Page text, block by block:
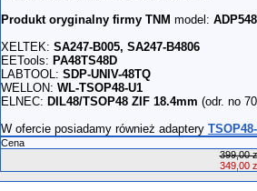
Produkt oryginalny firmy TNM model:
XELTEK: SA247-B005, SA247-B4806
EETools: PA48TS48D
LABTOOL: SDP-UNIV-48TQ
WELLON: WL-TSOP48-U1
ELNEC: DIL48/TSOP48 ZIF 18.4mm (odr. no
W ofercie posiadamy również adaptery
Cena
399,00
349,00